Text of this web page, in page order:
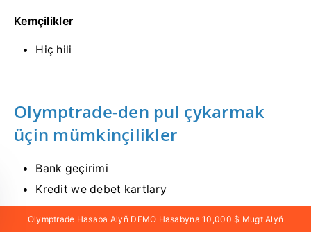
Kemçilikler
Hiç hili
Olymptrade-den pul çykarmak
üçin mümkinçilikler
Bank geçirimi
Kredit we debet kartlary
Elektron gapjyklar
Olymptrade Hasaba Alyň DEMO Hasabyna 10,000 $ Mugt Alyň